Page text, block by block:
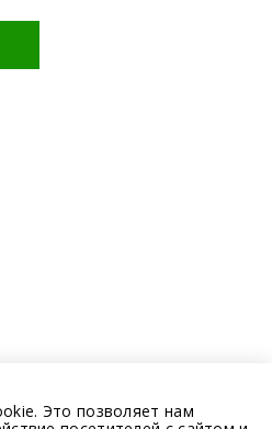
Это позволяет нам